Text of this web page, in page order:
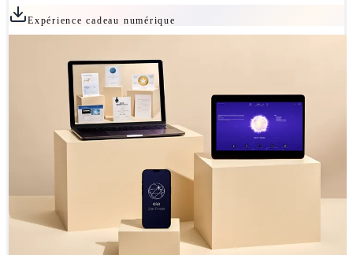
Expérience cadeau numérique